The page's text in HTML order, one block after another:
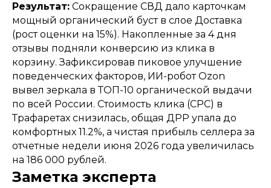
Результат: Сокращение СВД дало карточкам
мощный органический буст в слое Доставка
(рост оценки на 15%). Накопленные за 4 дня
отзывы подняли конверсию из клика в
корзину. Зафиксировав пиковое улучшение
поведенческих факторов, ИИ-робот Ozon
вывел зеркала в ТОП-10 органической выдачи
по всей России. Стоимость клика (CPC) в
Трафаретах снизилась, общая ДРР упала до
комфортных 11.2%, а чистая прибыль селлера за
отчетные недели июня 2026 года увеличилась
на 186 000 рублей.
Заметка эксперта